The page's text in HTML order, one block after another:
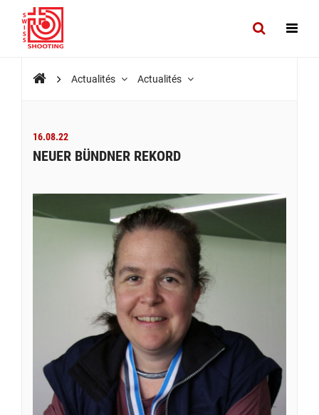
Actualités Actualités
16.08.22
NEUER BÜNDNER REKORD